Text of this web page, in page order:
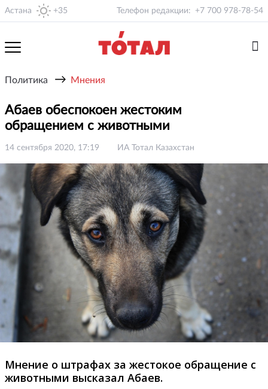
Астана +35 Телефон редакции: +7 700 978-78-54
Политика → Мнения
Абаев обеспокоен жестоким
обращением с животными
14 сентября 2020, 17:19 ИА Тотал Казахстан
Мнение о штрафах за жестокое обращение с
животными высказал Абаев.